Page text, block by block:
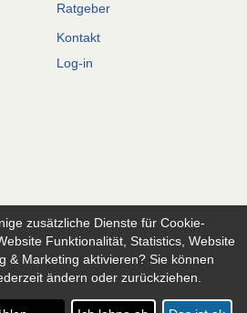
Ratgeber
Kontakt
Log-in
| *Alle Preis inkl. gesetzlicher MwSt.
zusätzliche Dienste für Cookie-
Funktionalität, Statistics, Website
& Marketing aktivieren? Sie können
ändern oder zurückziehen.